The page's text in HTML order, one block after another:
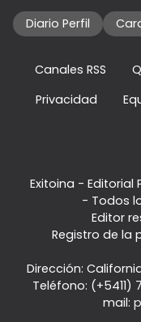
Diario Perfil
Canales RSS
Privacidad
Exitoina - Editorial
- Todos
Editor
Registro de la
Dirección:
Teléfono: (+5411)
mail: